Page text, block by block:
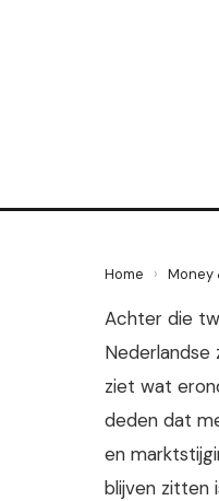
Home › Money
Achter die
Nederlandse
ziet wat
deden dat
en
blijven zitten